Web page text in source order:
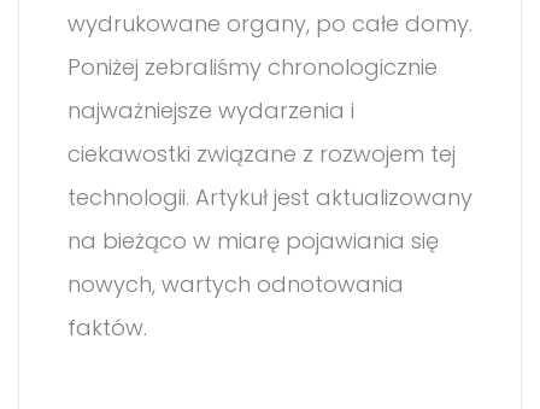
wydrukowane organy, po całe domy.
Poniżej zebraliśmy chronologicznie
najważniejsze wydarzenia i
ciekawostki związane z rozwojem tej
technologii. Artykuł jest aktualizowany
na bieżąco w miarę pojawiania się
nowych, wartych odnotowania
faktów.